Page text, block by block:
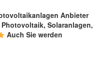
Anbieter
Solaranlagen,
Auch Sie werden